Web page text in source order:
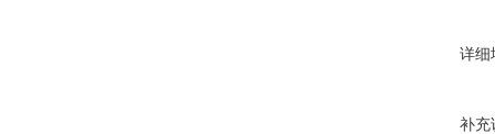
详细
补充